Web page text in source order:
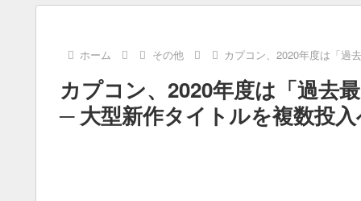
ホーム その他 カプコン、2020年度は「過
カプコン、2020年度は「過去
─ 大型新作タイトルを複数投